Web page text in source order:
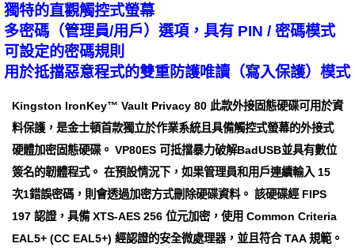
獨特的直觀觸控式螢幕
多密碼（管理員/用戶）選項，具有 PIN / 密碼模式
可設定的密碼規則
用於抵擋惡意程式的雙重防護唯讀（寫入保護）模式
Kingston IronKey™ Vault Privacy 80 此款外接固態硬碟可用於資
料保護，是金士頓首款獨立於作業系統且具備觸控式螢幕的外接式
硬體加密固態硬碟。 VP80ES 可抵擋暴力破解BadUSB並具有數位
簽名的韌體程式。 在預設情況下，如果管理員和用戶連續輸入 15
次1錯誤密碼，則會透過加密方式刪除硬碟資料。 該硬碟經 FIPS
197 認證，具備 XTS-AES 256 位元加密，使用 Common Criteria
EAL5+ (CC EAL5+) 經認證的安全微處理器，並且符合 TAA 規範。